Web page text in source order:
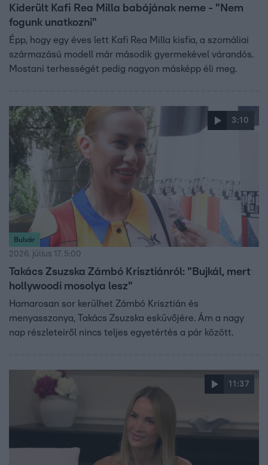
Kiderült Kafi Rea Milla babájának neme - "Nem
fogunk unatkozni"
Épp, hogy egy éves lett Kafi Rea Milla kisfia, a szomáliai
származású modell már második gyermekével várandós.
Mostani terhességét pedig nagyon másképp éli meg.
3:10
Bulvár
2026. július 17. 5:00
Takács Zsuzska Zámbó Krisztiánról: "Bujkál, mert
hollywoodi mosolya lesz"
Hamarosan sor kerülhet Zámbó Krisztián és
menyasszonya, Takács Zsuzska esküvőjére. Ám a nagy
nap részleteiről nincs teljes egyetértés a pár között.
11:37